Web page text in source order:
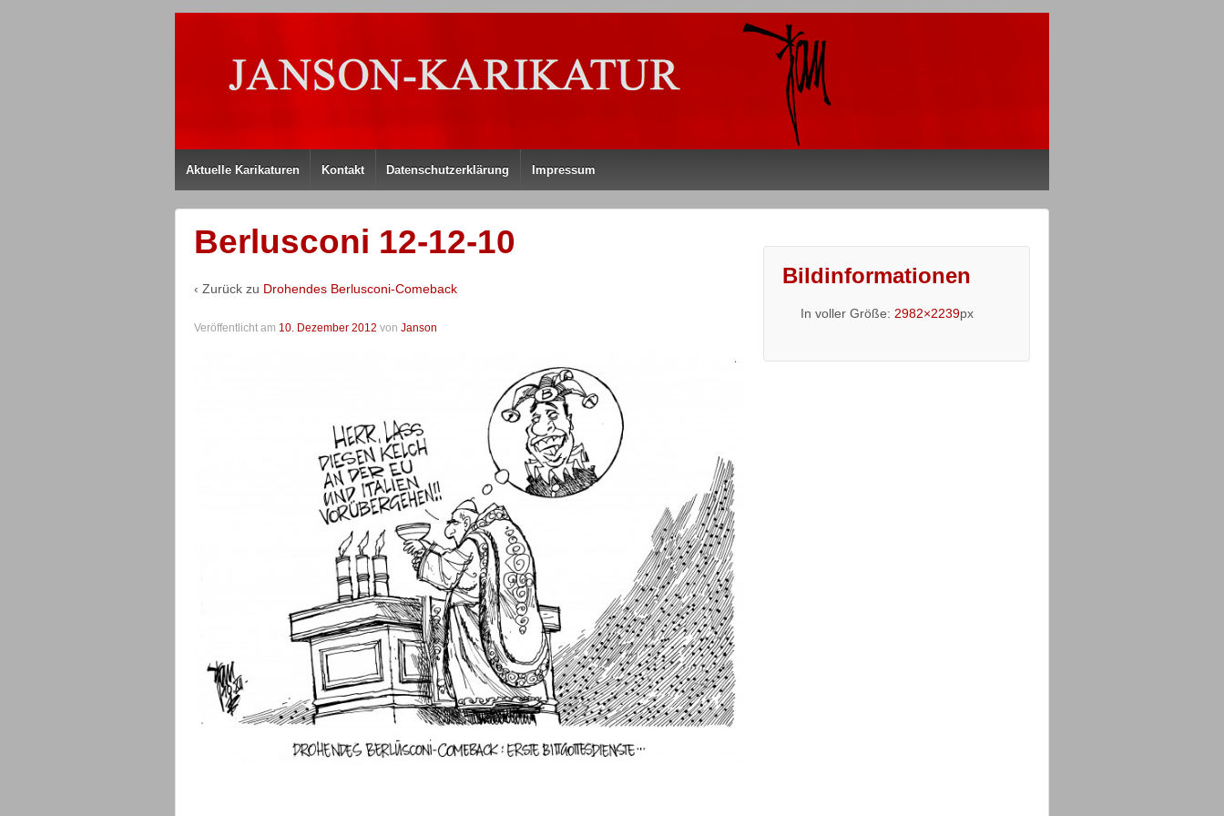
Aktuelle Karikaturen Kontakt Datenschutzerklärung Impressum
Berlusconi 12-12-10
‹ Zurück zu Drohendes Berlusconi-Comeback
Veröffentlicht am 10. Dezember 2012 von Janson
Bildinformationen
In voller Größe: 2982×2239px